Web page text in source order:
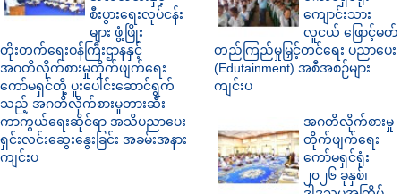
စီးပွားရေးလုပ်ငန်း
များ ဖွံ့ဖြိုး
တိုးတက်ရေးဝန်ကြီးဌာနနှင့်
အဂတိလိုက်စားမှုတိုက်ဖျက်ရေး
ကော်မရှင်တို့ ပူးပေါင်းဆောင်ရွက်
သည့် အဂတိလိုက်စားမှုတားဆီး
ကာကွယ်ရေးဆိုင်ရာ အသိပညာပေး
ရှင်းလင်းဆွေးနွေးခြင်း အခမ်းအနား
ကျင်းပ
ကျောင်းသား
လူငယ် ဖြောင့်မတ်
တည်ကြည်မှုမြှင့်တင်ရေး ပညာပေး
(Edutainment) အစီအစဉ်များ
ကျင်းပ
အဂတိလိုက်စားမှု
တိုက်ဖျက်ရေး
ကော်မရှင်ရုံး
၂၀၂၆ ခုနှစ်၊